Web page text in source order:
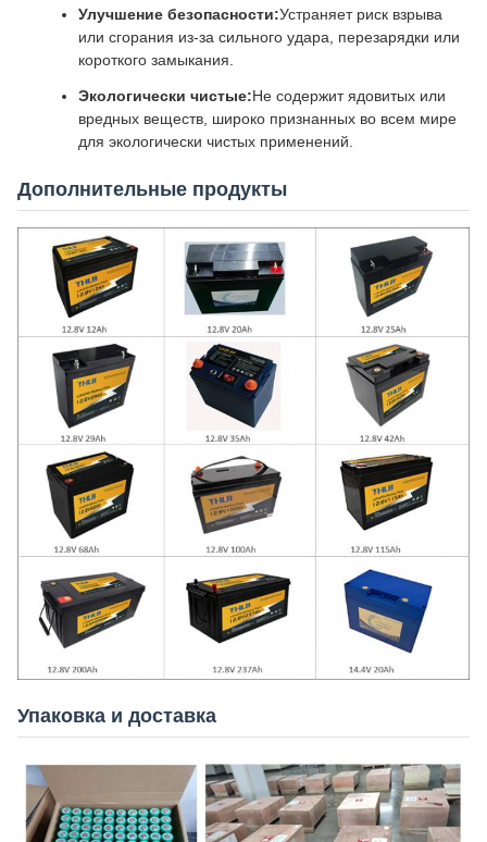
Улучшение безопасности:Устраняет риск взрыва
или сгорания из-за сильного удара, перезарядки или
короткого замыкания.
Экологически чистые:Не содержит ядовитых или
вредных веществ, широко признанных во всем мире
для экологически чистых применений.
Дополнительные продукты
Упаковка и доставка